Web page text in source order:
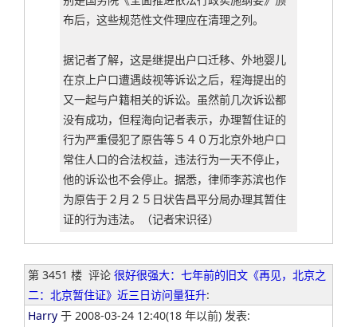
布后，这些规范性文件理应在清理之列。
据记者了解，这是继提出户口迁移、外地婴儿
在京上户口遭遇歧视等诉讼之后，程海提出的
又一起与户籍相关的诉讼。虽然前几次诉讼都
没有成功，但程海向记者表示，办理暂住证的
行为严重侵犯了原告等５４０万北京外地户口
常住人口的合法权益，违法行为一天不停止，
他的诉讼也不会停止。据悉，律师李苏滨也作
为原告于２月２５日状告昌平分局办理其暂住
证的行为违法。（记者宋识径）
第 3451 楼 评论 很好很强大：七年前的旧文《再见，北京之
二：北京暂住证》近三日访问量狂升:
Harry 于 2008-03-24 12:40(18 年以前) 发表: